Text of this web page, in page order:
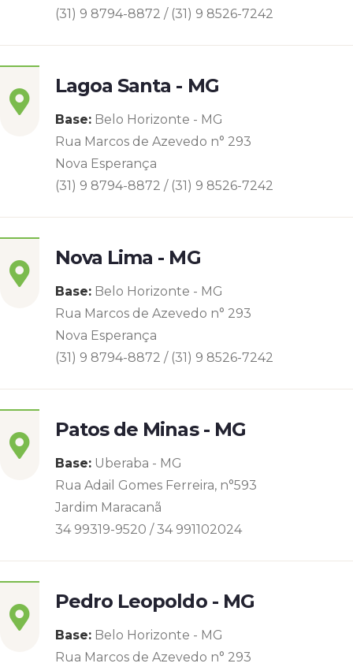
(31) 9 8794-8872 / (31) 9 8526-7242
Lagoa Santa - MG
Base: Belo Horizonte - MG
Rua Marcos de Azevedo n° 293
Nova Esperança
(31) 9 8794-8872 / (31) 9 8526-7242
Nova Lima - MG
Base: Belo Horizonte - MG
Rua Marcos de Azevedo n° 293
Nova Esperança
(31) 9 8794-8872 / (31) 9 8526-7242
Patos de Minas - MG
Base: Uberaba - MG
Rua Adail Gomes Ferreira, n°593
Jardim Maracanã
34 99319-9520 / 34 991102024
Pedro Leopoldo - MG
Base: Belo Horizonte - MG
Rua Marcos de Azevedo n° 293